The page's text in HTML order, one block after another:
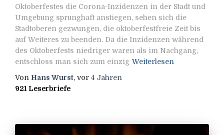
Oktoberfestes die Corona-Inzidenzen in der Stadt und
Umgebung sprunghaft anstiegen, sehen sich die
Stadtoberen gezwungen, die oktoberfestfreie Zeit bis
auf Weiteres zu beenden. Da die Inzidenzen während
des Oktoberfests niedriger waren als im Nachgang,
entschloss man sich zum einzig Weiterlesen
Von Hans Wurst, vor4 Jahren
921 Leserbriefe